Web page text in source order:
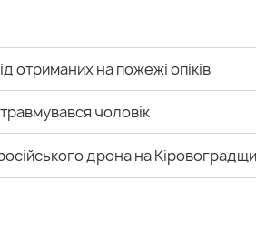
отриманих на пожежі опіків
чоловік
дрона на